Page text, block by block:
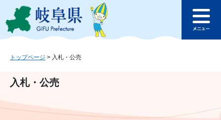
ジ
ュ
文
このページの本文へ
ュ
トップページ > 入札・公売
入札・公売